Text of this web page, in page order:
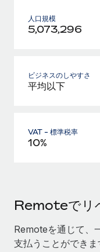
人口規模
5,073,296
ビジネスのしやすさ
平均以下
VAT - 標準税率
10%
Remoteでリ
Remoteを通じて、
支払うことができ